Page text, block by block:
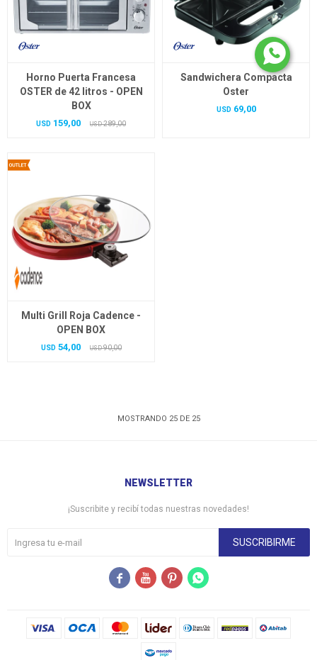
Horno Puerta Francesa
OSTER de 42 litros - OPEN
BOX
USD 159,00 USD 289,00
Sandwichera Compacta
Oster
USD 69,00
Multi Grill Roja Cadence -
OPEN BOX
USD 54,00 USD 90,00
MOSTRANDO 25DE 25
NEWSLETTER
¡Suscribite y recibí todas nuestras novedades!
SUSCRIBIRME
   